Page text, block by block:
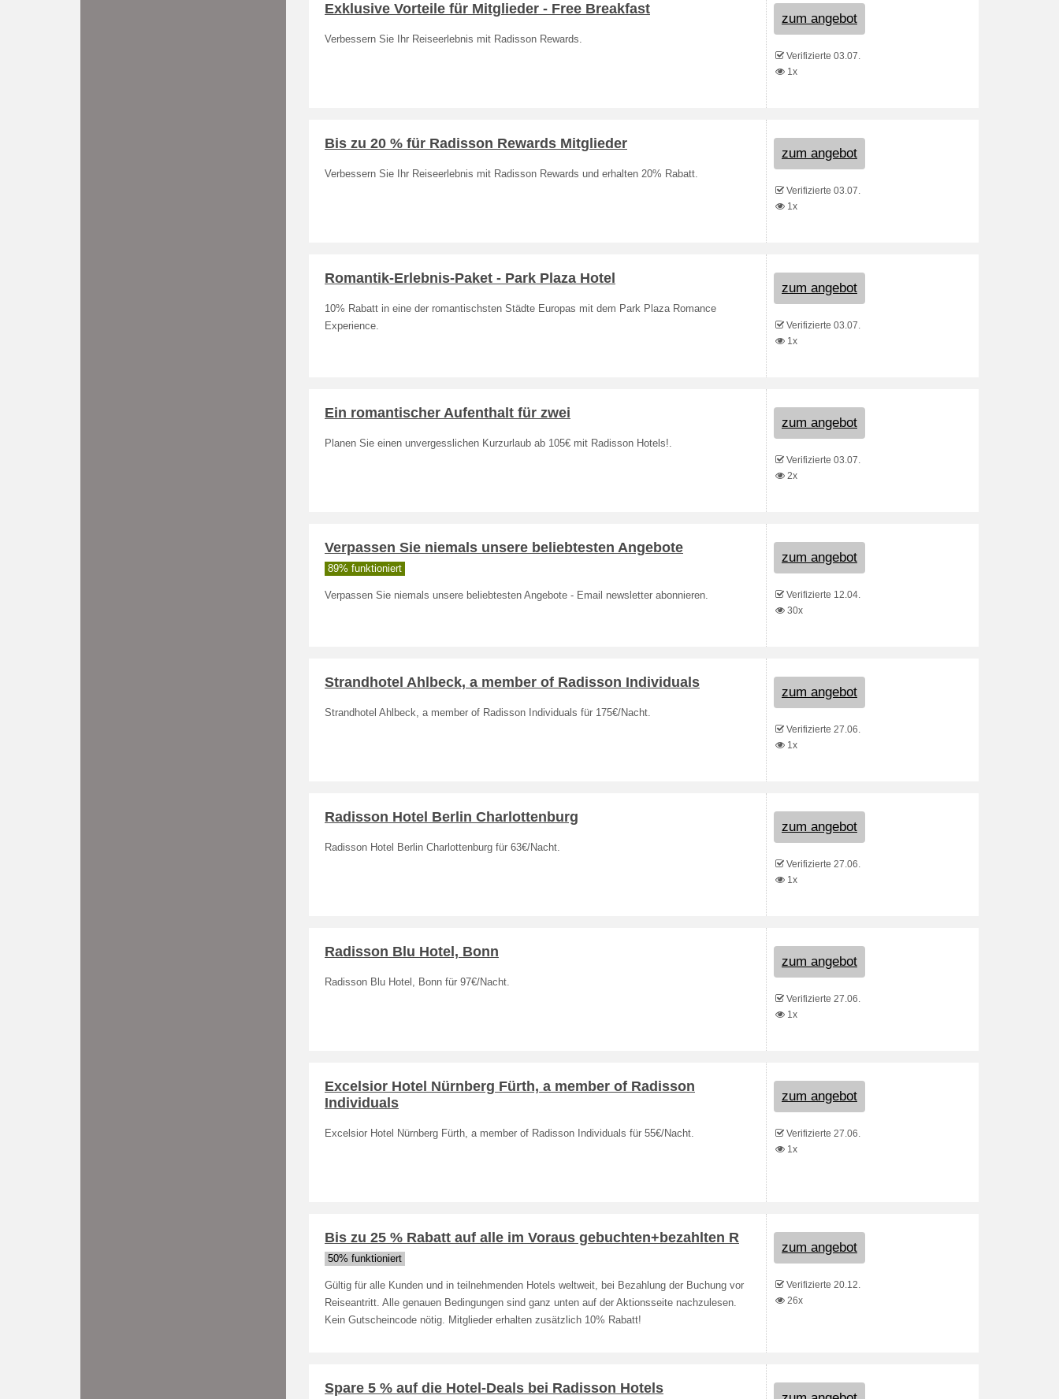
Exklusive Vorteile für Mitglieder - Free Breakfast
Verbessern Sie Ihr Reiseerlebnis mit Radisson Rewards.
zum angebot
Verifizierte 03.07.
1x
Bis zu 20 % für Radisson Rewards Mitglieder
Verbessern Sie Ihr Reiseerlebnis mit Radisson Rewards und erhalten 20% Rabatt.
zum angebot
Verifizierte 03.07.
1x
Romantik-Erlebnis-Paket - Park Plaza Hotel
10% Rabatt in eine der romantischsten Städte Europas mit dem Park Plaza Romance
Experience.
zum angebot
Verifizierte 03.07.
1x
Ein romantischer Aufenthalt für zwei
Planen Sie einen unvergesslichen Kurzurlaub ab 105€ mit Radisson Hotels!.
zum angebot
Verifizierte 03.07.
2x
Verpassen Sie niemals unsere beliebtesten Angebote
89% funktioniert
Verpassen Sie niemals unsere beliebtesten Angebote - Email newsletter abonnieren.
zum angebot
Verifizierte 12.04.
30x
Strandhotel Ahlbeck, a member of Radisson Individuals
Strandhotel Ahlbeck, a member of Radisson Individuals für 175€/Nacht.
zum angebot
Verifizierte 27.06.
1x
Radisson Hotel Berlin Charlottenburg
Radisson Hotel Berlin Charlottenburg für 63€/Nacht.
zum angebot
Verifizierte 27.06.
1x
Radisson Blu Hotel, Bonn
Radisson Blu Hotel, Bonn für 97€/Nacht.
zum angebot
Verifizierte 27.06.
1x
Excelsior Hotel Nürnberg Fürth, a member of Radisson
Individuals
Excelsior Hotel Nürnberg Fürth, a member of Radisson Individuals für 55€/Nacht.
zum angebot
Verifizierte 27.06.
1x
Bis zu 25 % Rabatt auf alle im Voraus gebuchten+bezahlten R
50% funktioniert
Gültig für alle Kunden und in teilnehmenden Hotels weltweit, bei Bezahlung der Buchung vor
Reiseantritt. Alle genauen Bedingungen sind ganz unten auf der Aktionsseite nachzulesen.
Kein Gutscheincode nötig. Mitglieder erhalten zusätzlich 10% Rabatt!
zum angebot
Verifizierte 20.12.
26x
Spare 5 % auf die Hotel-Deals bei Radisson Hotels